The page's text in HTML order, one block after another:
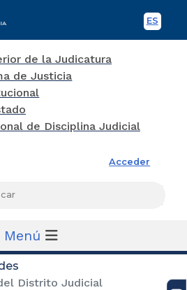
ES
Acceder
Menú
Distrito Judicial